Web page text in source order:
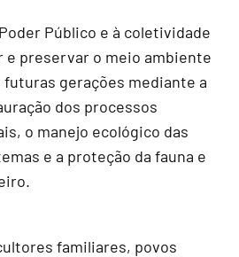
Público e à coletividade
e preservar o meio ambiente
gerações mediante a
dos processos
o manejo ecológico das
e a proteção da fauna e
familiares, povos